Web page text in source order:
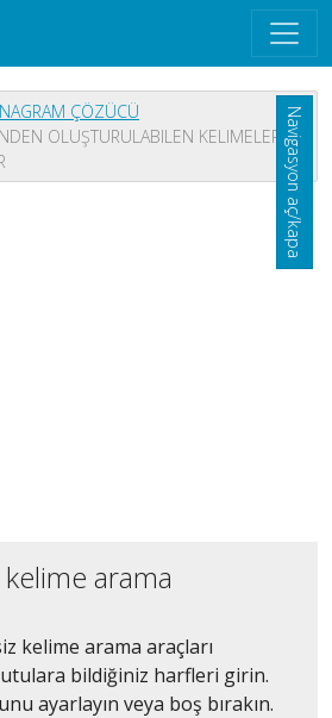
Navigasyon aç/kapa
ÇÖZÜCÜ
OLUŞTURULABILEN KELIMELER
arama
kelime arama araçları
bildiğiniz harfleri girin.
ayarlayın veya boş bırakın.